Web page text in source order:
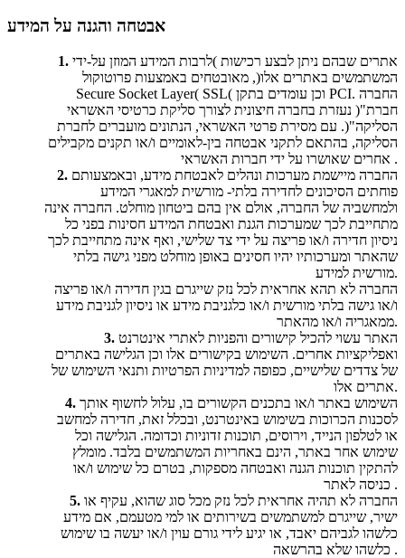
אבטחה והגנה על המידע
1.
המשתמשים באתרים אלו(, מאובטחים באמצעות פרוטוקול
Secure Socket Layer( SSL( וכן עומדים בתקן PCI. החברה
נעזרת בחברה חיצונית לצורך סליקת כרטיסי האשראי )"חברת
הסליקה"(. עם מסירת פרטי האשראי, הנתונים מועברים לחברת
הסליקה, בהתאם לתקני אבטחה בין-לאומיים ו/או תקנים מקבילים
אחרים שאושרו על ידי חברות האשראי .
2.
פוחתים הסיכונים לחדירה בלתי- מורשית למאגרי המידע
ולמחשביה של החברה, אולם אין בהם ביטחון מוחלט. החברה אינה
מתחייבת לכך שמערכות הגנת ואבטחת המידע חסינות בפני כל
ניסיון חדירה ו/או פריצה על ידי צד שלישי, ואף אינה מתחייבת לכך
שהאתר ומערכותיו יהיו חסינים באופן מוחלט מפני גישה בלתי
מורשית למידע.
החברה לא תהא אחראית לכל נזק שייגרם בגין חדירה ו/או פריצה
ו/או גישה בלתי מורשית ו/או כלגניבת מידע או ניסיון לגניבת מידע
ממאגריה ו/או מהאתר.
3.
ואפליקציות אחרים. השימוש בקישורים אלו וכן הגלישה באתרים
של צדדים שלישיים, כפופה למדיניות הפרטיות ותנאי השימוש של
אתרים אלו.
4.
לסכנות הכרוכות בשימוש באינטרנט, ובכלל זאת, חדירה למחשב
או לטלפון הנייד, וירוסים, תוכנות זדוניות וכדומה. הגלישה וכל
שימוש אחר באתר, הינם באחריות המשתמשים בלבד. מומלץ
להתקין תוכנות הגנה ואבטחה מספקות, בטרם כל שימוש ו/או
כניסה לאתר .
5.
ישיר, שייגרם למשתמשים בשירותים או למי מטעמם, אם מידע
כלשהו לגביהם יאבד, או יגיע לידי גורם עוין ו/או יעשה בו שימוש
כלשהו שלא בהרשאה .